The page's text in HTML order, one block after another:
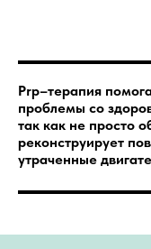
Prp–терапия
проблемы со
так как не просто
реконструирует
утраченные